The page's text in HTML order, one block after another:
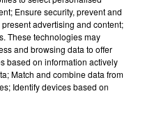
PACTE RÉPUBLICAIN
actuelle soulève
. En
le financement de
l’État mine l’unité de la
Ensure security, prevent and
advertising and content;
These technologies may
and browsing data to offer
based on information actively
Match and combine data from
Identify devices based on